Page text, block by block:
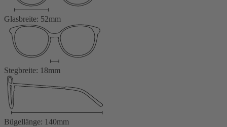
Glasbreite: 52mm
Stegbreite: 18mm
Bügellänge: 140mm